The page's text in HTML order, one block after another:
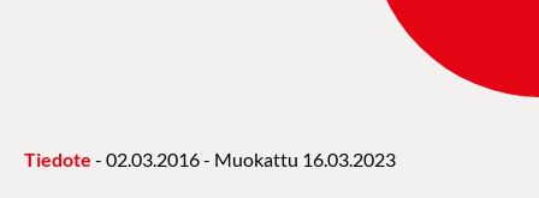
Tiedote - 02.03.2016- Muokattu 16.03.2023